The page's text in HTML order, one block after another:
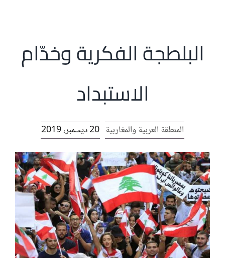
مقالات
افتتاحية موقع المناضل-ة
روابط
البلطجة الفكرية وخدّام
الاستبداد
المنطقة العربية والمغاربية 20 ديسمبر، 2019